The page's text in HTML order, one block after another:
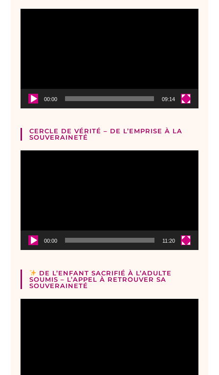
00:00 09:14
CERCLE DE VÉRITÉ – DE L’EMPRISE À LA
SOUVERAINETÉ
00:00 11:20
DE L’ENFANT SACRIFIÉ À L’ADULTE
SOUMIS – L’APPEL À RETROUVER SA
SOUVERAINETÉ